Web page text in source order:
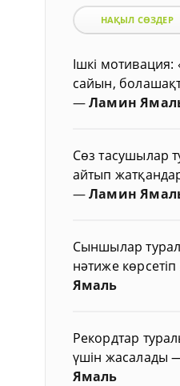
НАҚЫЛ СӨЗДЕР
Ішкі
сайын,
—Ламин
Сөз тасушылар
айтып
—Ламин
Сыншылар
нәтиже
Ямаль
Рекордтар
үшін жасалады
Ямаль